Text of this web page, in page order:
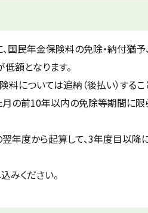
国民年金保険料の免除・納付猶
額となります。
については追納（後払い）する
月の前10年以内の免除等期間に
年度から起算して、3年度目以
みください。